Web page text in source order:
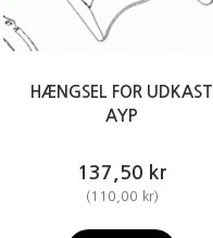
HÆNGSEL FOR UDKAST
AYP
137,50 kr
( 110,00 kr)